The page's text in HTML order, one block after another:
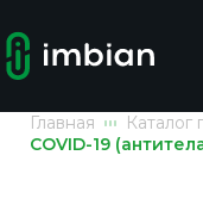
Главная Каталог
COVID-19